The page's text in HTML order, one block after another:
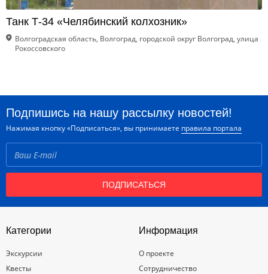
Танк Т-34 «Челябинский колхозник»
Волгоградская область, Волгоград, городской округ Волгоград, улица
Рокоссовского
Подпишись на нашу рассылку новостей!
Нажимая кнопку «Подписаться», вы принимаете правила портала
ПОДПИСАТЬСЯ
Категории
Экскурсии
Квесты
Информация
О проекте
Сотрудничество